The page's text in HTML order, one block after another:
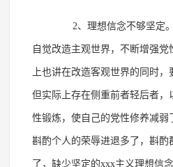
2、理想信念不够坚定
自觉改造主观世界，不断增强
上也讲在改造客观世界的同时，
但实际上存在侧重前者轻后者，
性锻炼，使自己的党性修养减弱
斟酌个人的荣辱进退多了，斟酌
了，缺少坚定的xxx主义理想信念